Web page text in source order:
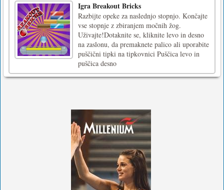
Igra Breakout Bricks
Razbijte opeke za naslednjo stopnjo. Končajte
vse stopnje z zbiranjem močnih žog.
Uživajte!Dotaknite se, kliknite levo in desno
na zaslonu, da premaknete palico ali uporabite
puščični tipki na tipkovnici Puščica levo in
puščica desno